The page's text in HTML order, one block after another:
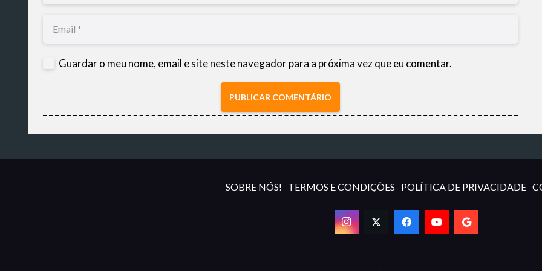
Guardar o meu nome, email e site neste navegador para a próxima vez que eu comentar.
PUBLICAR COMENTÁRIO
SOBRE NÓS! TERMOS E CONDIÇÕES POLÍTICA DE PRIVACIDADE